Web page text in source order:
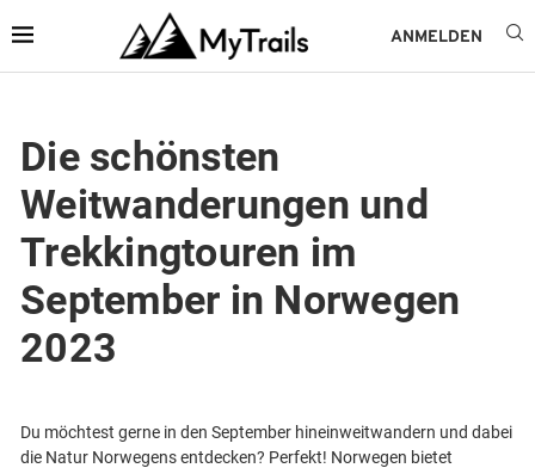
ANMELDEN
Die schönsten
Weitwanderungen und
Trekkingtouren im
September in Norwegen
2023
Du möchtest gerne in den September hineinweitwandern und dabei
die Natur Norwegens entdecken? Perfekt! Norwegen bietet